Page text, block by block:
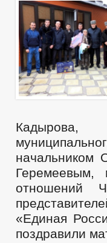
Кадырова,
начальником
Геремеевым,
отношений
«Единая
поздравили